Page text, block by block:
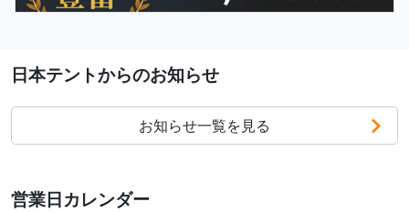
日本テントからのお知らせ
お知らせ一覧を見る
営業日カレンダー